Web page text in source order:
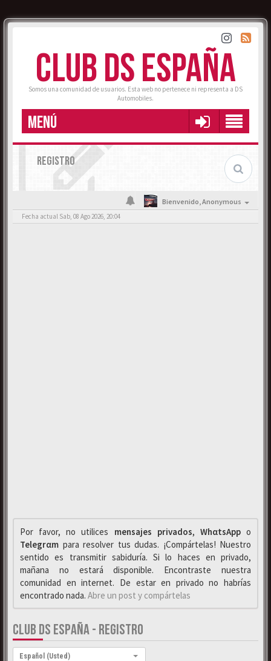
CLUB DS ESPAÑA
Somos una comunidad de usuarios. Esta web no pertenece ni representa a DS
Automobiles.
MENÚ
REGISTRO
Bienvenido,Anonymous
Fecha actual Sab, 08 Ago 2026, 20:04
Por favor, no utilices mensajes privados, WhαtsAppo
Telegrαm para resolver tus dudas. ¡Compártelas! Nuestro
sentido es transmitir sabiduría. Si lo haces en privado,
mañana no estará disponible. Encontraste nuestra
comunidad en internet. De estar en privado no habrías
encontrado nada. Abre un post y compártelas
CLUB DS ESPAÑA - REGISTRO
Idioma:
Español (Usted)